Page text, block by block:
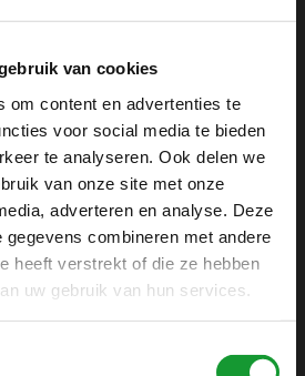
van cookies
om content en advertenties te
voor social media te bieden
te analyseren. Ook delen we
van onze site met onze
adverteren en analyse. Deze
gegevens combineren met andere
heeft verstrekt of die ze hebben
uw gebruik van hun services.
voor mannen
Zijlijnstraat 24
1433 DC
6 42 52 32 80
6 42 52 32 80